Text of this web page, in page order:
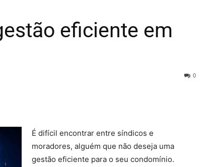
eficiente em
0
É difícil encontrar entre síndicos e
moradores, alguém que não deseja uma
gestão eficiente para o seu condomínio.